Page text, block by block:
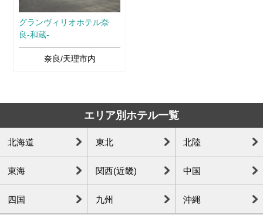
グランヴィリオホテル奈
良-和蔵-
奈良/天理市内
エリア別ホテル一覧
北海道 東北 北陸
東海 関西(近畿) 中国
四国 九州 沖縄